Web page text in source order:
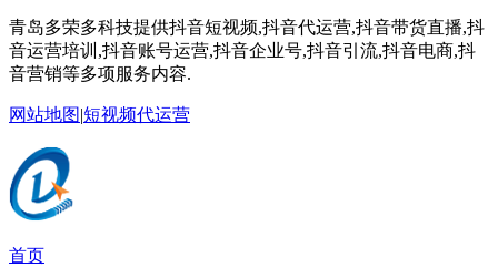
青岛多荣多科技提供抖音短视频,抖音代运营,抖音带货直播,抖
音运营培训,抖音账号运营,抖音企业号,抖音引流,抖音电商,抖
音营销等多项服务内容.
网站地图|短视频代运营
首页